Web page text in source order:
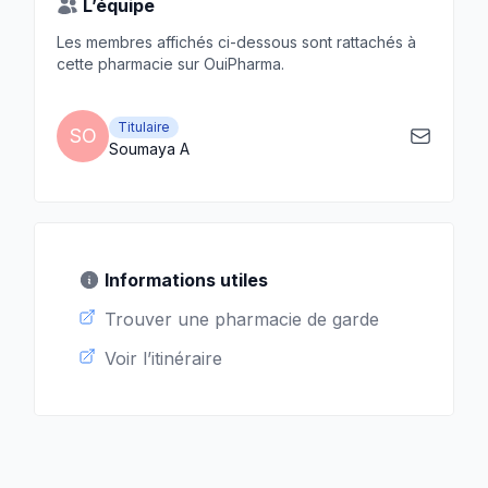
L’équipe
Les membres affichés ci-dessous sont rattachés à
cette pharmacie sur OuiPharma.
SO Titulaire
Soumaya A
Informations utiles
Trouver une pharmacie de garde
Voir l’itinéraire